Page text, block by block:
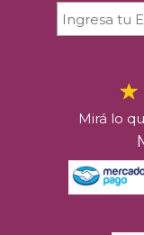
Mirá lo